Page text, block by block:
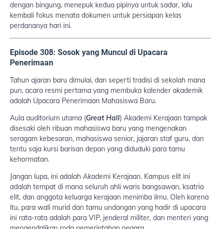
dengan bingung, menepuk kedua pipinya untuk sadar, lalu
kembali fokus menata dokumen untuk persiapan kelas
perdananya hari ini.
Episode 308: Sosok yang Muncul di Upacara
Penerimaan
Tahun ajaran baru dimulai, dan seperti tradisi di sekolah mana
pun, acara resmi pertama yang membuka kalender akademik
adalah Upacara Penerimaan Mahasiswa Baru.
Aula auditorium utama (Great Hall) Akademi Kerajaan tampak
disesaki oleh ribuan mahasiswa baru yang mengenakan
seragam kebesaran, mahasiswa senior, jajaran staf guru, dan
tentu saja kursi barisan depan yang diduduki para tamu
kehormatan.
Jangan lupa, ini adalah Akademi Kerajaan. Kampus elit ini
adalah tempat di mana seluruh ahli waris bangsawan, ksatria
elit, dan anggota keluarga kerajaan menimba ilmu. Oleh karena
itu, para wali murid dan tamu undangan yang hadir di upacara
ini rata-rata adalah para VIP, jenderal militer, dan menteri yang